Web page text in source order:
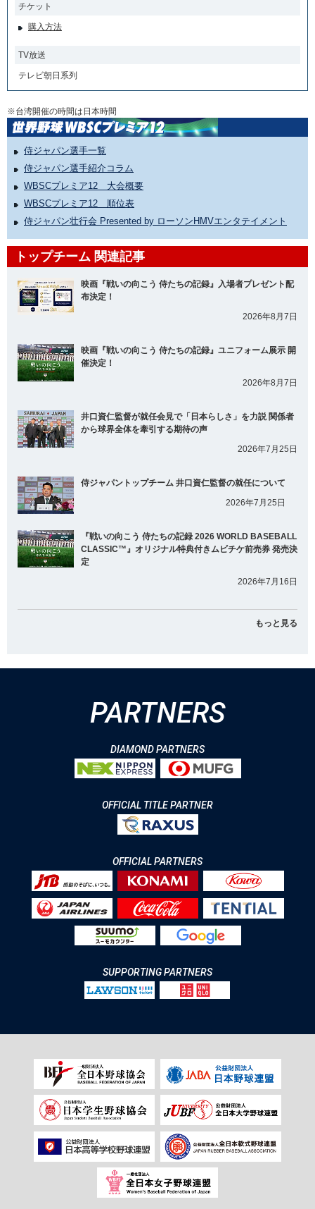
チケット
購入方法
TV放送
テレビ朝日系列
※台湾開催の時間は日本時間
侍ジャパン選手一覧
侍ジャパン選手紹介コラム
WBSCプレミア12 大会概要
WBSCプレミア12 順位表
侍ジャパン壮行会 Presented by ローソンHMVエンタテイメント
トップチーム 関連記事
映画『戦いの向こう 侍たちの記録』入場者プレゼント配
布決定！
2026年8月7日
映画『戦いの向こう 侍たちの記録』ユニフォーム展示 開
催決定！
2026年8月7日
井口資仁監督が就任会見で「日本らしさ」を力説 関係者
から球界全体を牽引する期待の声
2026年7月25日
侍ジャパントップチーム 井口資仁監督の就任について
2026年7月25日
『戦いの向こう 侍たちの記録 2026 WORLD BASEBALL
CLASSIC™』オリジナル特典付きムビチケ前売券 発売決
定
2026年7月16日
もっと見る
PARTNERS
DIAMOND PARTNERS
OFFICIAL TITLE PARTNER
OFFICIAL PARTNERS
SUPPORTING PARTNERS